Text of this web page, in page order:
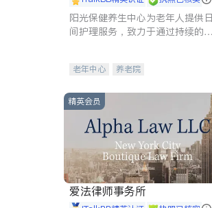
阳光保健养生中心为老年人提供日
间护理服务，致力于通过持续的护
老年中心 养老院
精英会员
爱法律师事务所